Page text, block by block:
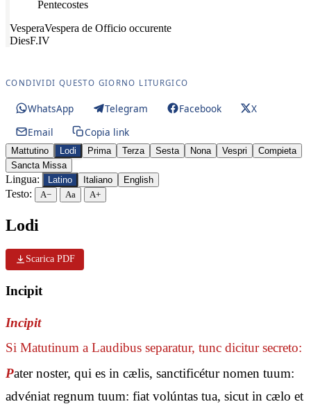
Pentecostes
VesperaVespera de Officio occurente
DiesF.IV
CONDIVIDI QUESTO GIORNO LITURGICO
WhatsApp Telegram Facebook
X
Email
Copia link
Mattutino Lodi Prima Terza Sesta Nona Vespri
Compieta
Sancta Missa
Lingua: Latino Italiano English
Testo: A− Aa A+
Lodi
Scarica PDF
Incipit
Incipit
Si Matutinum a Laudibus separatur, tunc dicitur secreto:
Pater noster, qui es in cælis, sanctificétur nomen tuum:
advéniat regnum tuum: fiat volúntas tua, sicut in cælo et